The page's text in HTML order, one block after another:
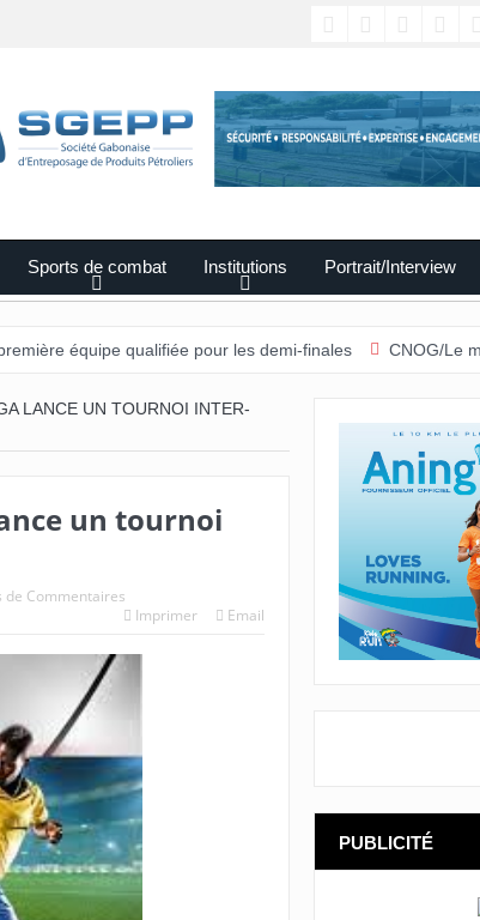
Sports de combat Institutions Portrait/Interview
qualifiée pour les demi-finales CNOG/Le mouvement
LANCE UN TOURNOI INTER-
un tournoi
de Commentaires
Imprimer
Email
PUBLICITÉ